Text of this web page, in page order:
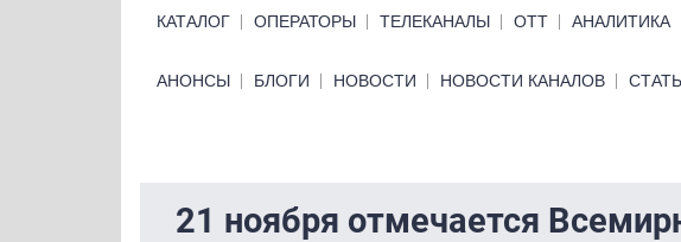
КАТАЛОГ ОПЕРАТОРЫ ТЕЛЕКАНАЛЫ ОТТ АНАЛИТИКА
Primary links bottom
АНОНСЫ БЛОГИ НОВОСТИ НОВОСТИ КАНАЛОВ
21 ноября отмечается